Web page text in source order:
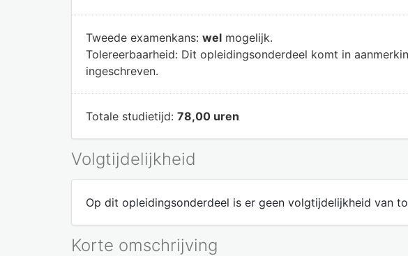
Tweede examenkans: wel mogelijk.
Tolereerbaarheid: Dit opleidingsonderdeel komt in
ingeschreven.
Totale studietijd: 78,00 uren
Volgtijdelijkheid
Op dit opleidingsonderdeel is er geen volgtijdelijkheid van
Korte omschrijving